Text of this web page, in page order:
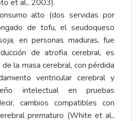
et al., 2003).
alto (dos servidas por
de tofu, el seudoqueso
en personas maduras, fue
de atrofia cerebral, es
de la masa cerebral, con pérdida
ventricular cerebral y
intelectual en pruebas
cambios compatibles con
prematuro (White et al.,